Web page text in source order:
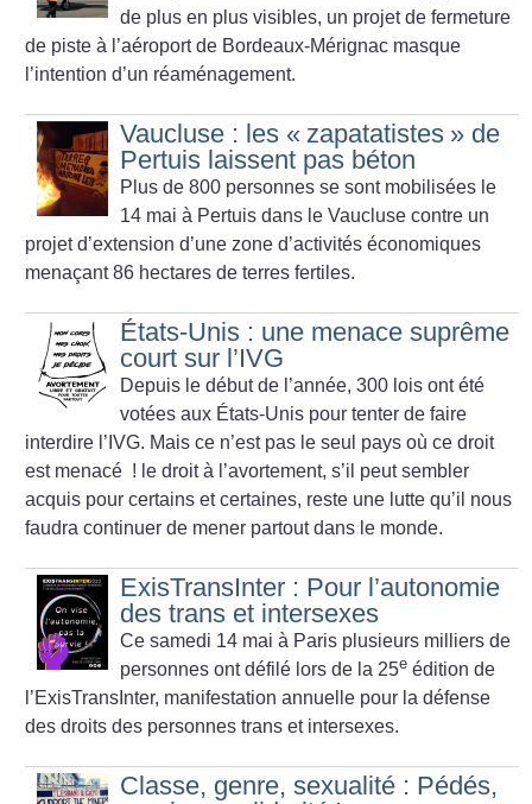
de plus en plus visibles, un projet de fermeture
de piste à l’aéroport de Bordeaux-Mérignac masque
l’intention d’un réaménagement.
Vaucluse : les « zapatatistes » de
Pertuis laissent pas béton
Plus de 800 personnes se sont mobilisées le
14 mai à Pertuis dans le Vaucluse contre un
projet d’extension d’une zone d’activités économiques
menaçant 86 hectares de terres fertiles.
États-Unis : une menace suprême
court sur l’IVG
Depuis le début de l’année, 300 lois ont été
votées aux États-Unis pour tenter de faire
interdire l’IVG. Mais ce n’est pas le seul pays où ce droit
est menacé ! le droit à l’avortement, s’il peut sembler
acquis pour certains et certaines, reste une lutte qu’il nous
faudra continuer de mener partout dans le monde.
ExisTransInter : Pour l’autonomie
des trans et intersexes
Ce samedi 14 mai à Paris plusieurs milliers de
personnes ont défilé lors de la 25e édition de
l’ExisTransInter, manifestation annuelle pour la défense
des droits des personnes trans et intersexes.
Classe, genre, sexualité : Pédés,